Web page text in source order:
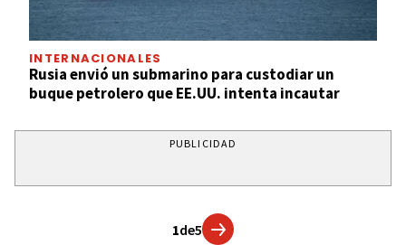
INTERNACIONALES
Rusia envió un submarino para custodiar un
buque petrolero que EE.UU. intenta incautar
PUBLICIDAD
1de5